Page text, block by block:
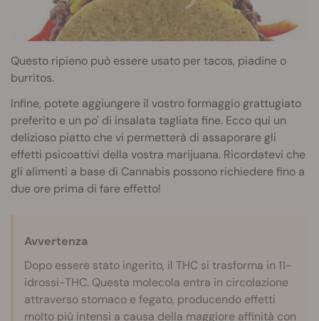
Questo ripieno può essere usato per tacos, piadine o
burritos.
Infine, potete aggiungere il vostro formaggio grattugiato
preferito e un po' di insalata tagliata fine. Ecco qui un
delizioso piatto che vi permetterà di assaporare gli
effetti psicoattivi della vostra marijuana. Ricordatevi che
gli alimenti a base di Cannabis possono richiedere fino a
due ore prima di fare effetto!
Avvertenza
Dopo essere stato ingerito, il THC si trasforma in 11-
idrossi-THC. Questa molecola entra in circolazione
attraverso stomaco e fegato, producendo effetti
molto più intensi a causa della maggiore affinità con